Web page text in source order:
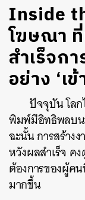
Inside
โฆษณา
สำเร็จก
อย่าง ‘เ
ปัจจุบัน โล
พิมพ์มีอิทธิพลบน
ฉะนั้น การสร้าง
หวังผลสำเร็จ ค
ต้องการของผู้ค
มากขึ้น